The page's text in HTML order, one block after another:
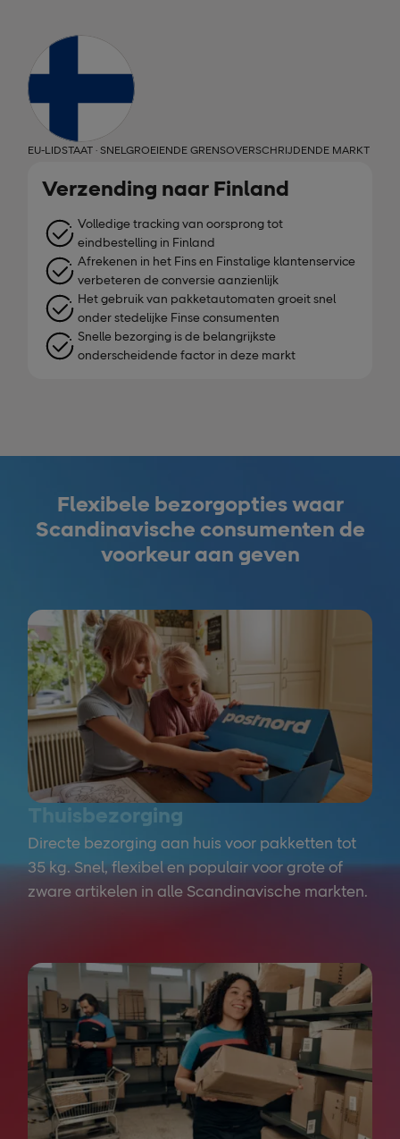
EU-LIDSTAAT · SNELGROEIENDE GRENSOVERSCHRIJDENDE MARKT
Verzending naar Finland
Volledige tracking van oorsprong tot
eindbestelling in Finland
Afrekenen in het Fins en Finstalige klantenservice
verbeteren de conversie aanzienlijk
Het gebruik van pakketautomaten groeit snel
onder stedelijke Finse consumenten
Snelle bezorging is de belangrijkste
onderscheidende factor in deze markt
Flexibele bezorgopties waar
Scandinavische consumenten de
voorkeur aan geven
Thuisbezorging
Directe bezorging aan huis voor pakketten tot
35 kg. Snel, flexibel en populair voor grote of
zware artikelen in alle Scandinavische markten.